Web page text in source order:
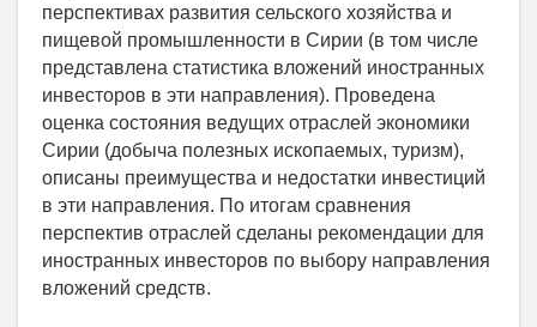
перспективах развития сельского хозяйства и
пищевой промышленности в Сирии (в том числе
представлена статистика вложений иностранных
инвесторов в эти направления). Проведена
оценка состояния ведущих отраслей экономики
Сирии (добыча полезных ископаемых, туризм),
описаны преимущества и недостатки инвестиций
в эти направления. По итогам сравнения
перспектив отраслей сделаны рекомендации для
иностранных инвесторов по выбору направления
вложений средств.